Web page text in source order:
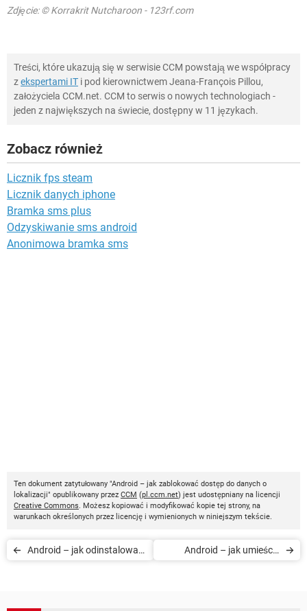
Zdjęcie: © Korrakrit Nutcharoon - 123rf.com
Treści, które ukazują się w serwisie CCM powstają we współpracy
zekspertami IT i pod kierownictwem Jeana-François Pillou,
założyciela CCM.net. CCM to serwis o nowych technologiach -
jeden z największych na świecie, dostępny w 11 językach.
Zobacz również
Licznik fps steam
Licznik danych iphone
Bramka sms plus
Odzyskiwanie sms android
Anonimowa bramka sms
Ten dokument zatytułowany "Android – jak zablokować dostęp do danych o
lokalizacji" opublikowany przez CCM (pl.ccm.net) jest udostępniany na licencji
Creative Commons. Możesz kopiować i modyfikować kopie tej strony, na
warunkach określonych przez licencję i wymienionych w niniejszym tekście.
Android – jak odinstalować
Android – jak umieścić